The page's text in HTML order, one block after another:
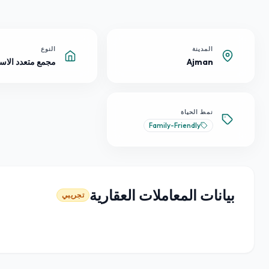
المدينة
Ajman
النوع
مجمع متعدد
نمط الحياة
Family-Friendly
بيانات المعاملات العقارية تجريبي